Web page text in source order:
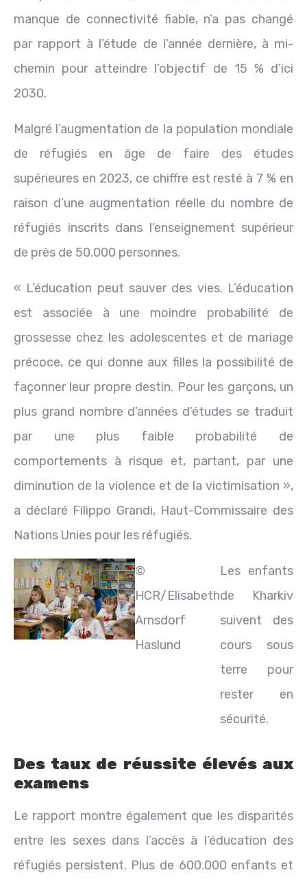
manque de connectivité fiable, n’a pas changé
par rapport à l’étude de l’année dernière, à mi-
chemin pour atteindre l’objectif de 15 % d’ici
2030.
Malgré l’augmentation de la population mondiale
de réfugiés en âge de faire des études
supérieures en 2023, ce chiffre est resté à 7 % en
raison d’une augmentation réelle du nombre de
réfugiés inscrits dans l’enseignement supérieur
de près de 50.000 personnes.
« L’éducation peut sauver des vies. L’éducation
est associée à une moindre probabilité de
grossesse chez les adolescentes et de mariage
précoce, ce qui donne aux filles la possibilité de
façonner leur propre destin. Pour les garçons, un
plus grand nombre d’années d’études se traduit
par une plus faible probabilité de
comportements à risque et, partant, par une
diminution de la violence et de la victimisation »,
a déclaré Filippo Grandi, Haut-Commissaire des
Nations Unies pour les réfugiés.
©
HCR/Elisabeth
Arnsdorf
Haslund
Les enfants
de Kharkiv
suivent des
cours sous
terre pour
rester en
sécurité.
Des taux de réussite élevés aux
examens
Le rapport montre également que les disparités
entre les sexes dans l’accès à l’éducation des
réfugiés persistent. Plus de 600.000 enfants et